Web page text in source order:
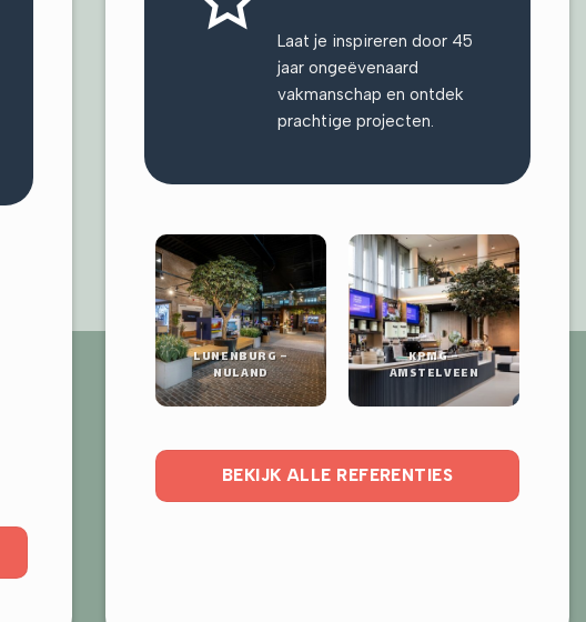
Laat je inspireren door 45
jaar ongeëvenaard
vakmanschap en ontdek
prachtige projecten.
LUNENBURG –
NULAND
KPMG –
AMSTELVEEN
BEKIJK ALLE REFERENTIES